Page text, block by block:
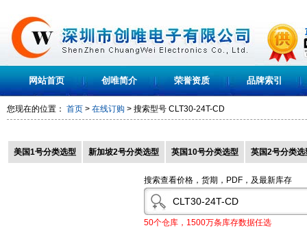
网站首页 创唯简介 荣誉资质 品牌索引
您现在的位置： 首页 > 在线订购 > 搜索型号 CLT30-24T-CD
美国1号分类选型 新加坡2号分类选型 英国10号分类选型 英国2号分类选
搜索查看价格，货期，PDF，及最新库存
50个仓库，1500万条库存数据任选